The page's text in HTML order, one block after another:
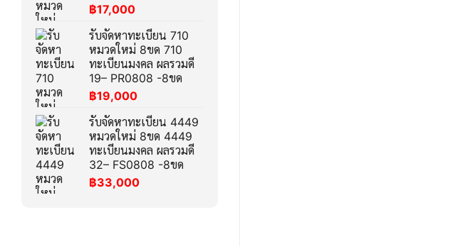
฿17,000
รับจัดหาทะเบียน 710
หมวดใหม่ 8ขด 710
ทะเบียนมงคล ผลรวมดี
19– PR0808 -8ขด
฿19,000
รับจัดหาทะเบียน 4449
หมวดใหม่ 8ขด 4449
ทะเบียนมงคล ผลรวมดี
32– FS0808 -8ขด
฿33,000